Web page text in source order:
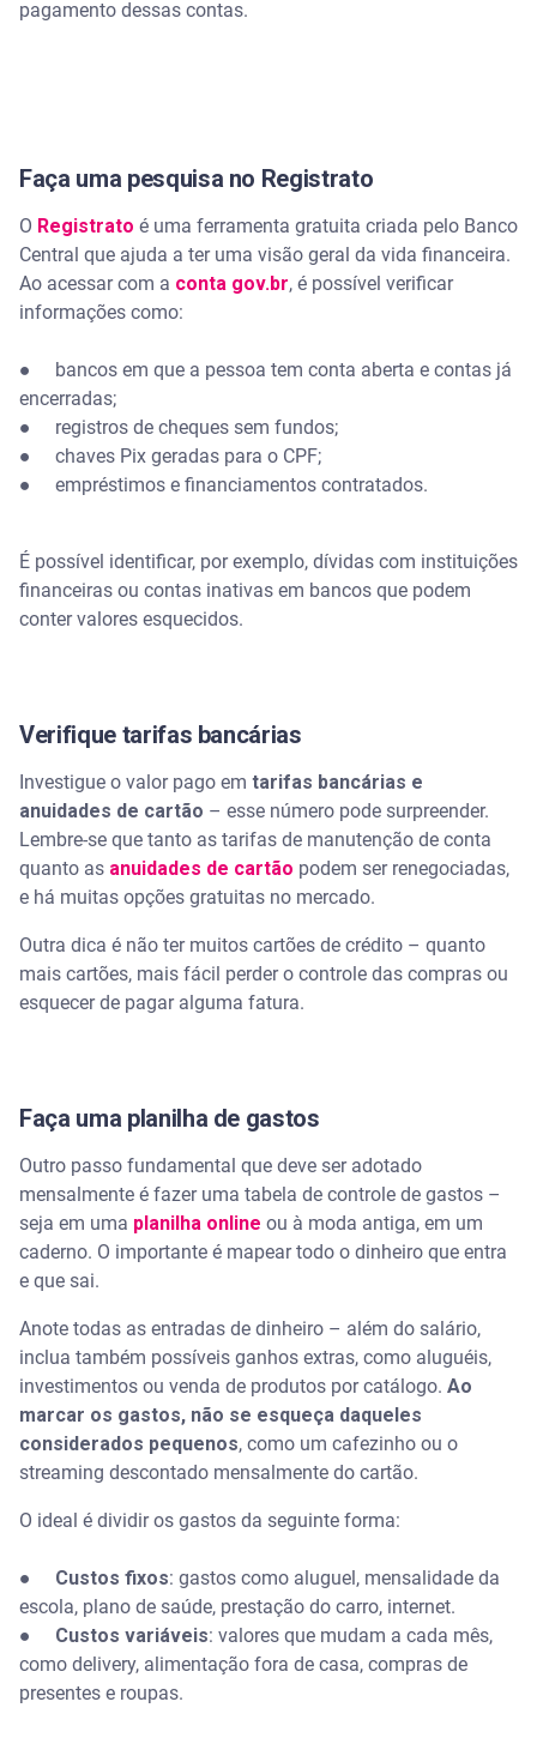
pagamento dessas contas.
Faça uma pesquisa no Registrato
O Registrato é uma ferramenta gratuita criada pelo Banco
Central que ajuda a ter uma visão geral da vida financeira.
Ao acessar com a conta gov.br, é possível verificar
informações como:
● bancos em que a pessoa tem conta aberta e contas já
encerradas;
● registros de cheques sem fundos;
● chaves Pix geradas para o CPF;
● empréstimos e financiamentos contratados.
É possível identificar, por exemplo, dívidas com instituições
financeiras ou contas inativas em bancos que podem
conter valores esquecidos.
Verifique tarifas bancárias
Investigue o valor pago em tarifas bancárias e
anuidades de cartão – esse número pode surpreender.
Lembre-se que tanto as tarifas de manutenção de conta
quanto as anuidades de cartão podem ser renegociadas,
e há muitas opções gratuitas no mercado.
Outra dica é não ter muitos cartões de crédito – quanto
mais cartões, mais fácil perder o controle das compras ou
esquecer de pagar alguma fatura.
Faça uma planilha de gastos
Outro passo fundamental que deve ser adotado
mensalmente é fazer uma tabela de controle de gastos –
seja em uma planilha online ou à moda antiga, em um
caderno. O importante é mapear todo o dinheiro que entra
e que sai.
Anote todas as entradas de dinheiro – além do salário,
inclua também possíveis ganhos extras, como aluguéis,
investimentos ou venda de produtos por catálogo. Ao
marcar os gastos, não se esqueça daqueles
considerados pequenos, como um cafezinho ou o
streaming descontado mensalmente do cartão.
O ideal é dividir os gastos da seguinte forma:
● Custos fixos: gastos como aluguel, mensalidade da
escola, plano de saúde, prestação do carro, internet.
● Custos variáveis: valores que mudam a cada mês,
como delivery, alimentação fora de casa, compras de
presentes e roupas.